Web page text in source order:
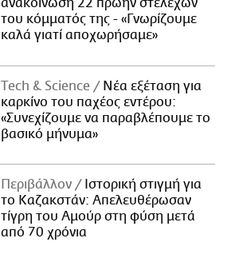
ανακοίνωση 22 πρώην στελεχών
του κόμματός της - «Γνωρίζουμε
καλά γιατί αποχωρήσαμε»
Τech & Science
Νέα εξέταση για
καρκίνο του παχέος εντέρου:
«Συνεχίζουμε να παραβλέπουμε το
βασικό μήνυμα»
Περιβάλλον
Ιστορική στιγμή για
το Καζακστάν: Απελευθέρωσαν
τίγρη του Αμούρ στη φύση μετά
από 70 χρόνια